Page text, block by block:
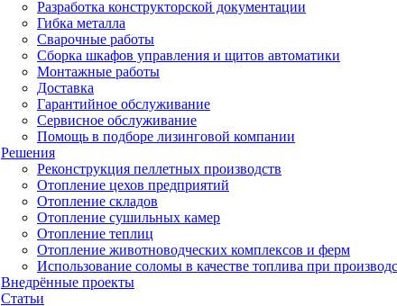
Разработка конструкторской документации
Гибка металла
Сварочные работы
Сборка шкафов управления и щитов автоматики
Монтажные работы
Доставка
Гарантийное обслуживание
Сервисное обслуживание
Помощь в подборе лизинговой компании
Решения
Реконструкция пеллетных производств
Отопление цехов предприятий
Отопление складов
Отопление сушильных камер
Отопление теплиц
Отопление животноводческих комплексов и ферм
Использование соломы в качестве топлива при
Внедрённые проекты
Статьи